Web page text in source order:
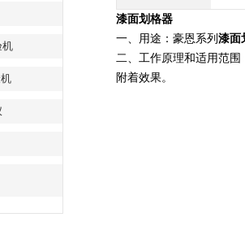
机
漆面划格器
一、用途：豪恩系列 漆面
二、工作原理和适用范
附着效果。